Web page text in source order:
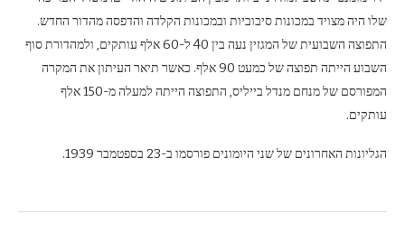
שלו היה מצויד במכונות סיבוביות ובמכונות הקלדה והדפסה מהדור החדש.
התפוצה השבועית של המגזין נעה בין 40 ל-60 אלף עותקים, ולמהדורת סוף
השבוע הייתה תפוצה של כמעט 90 אלף. כאשר תיאר העיתון את המקרה
המפורסם של מנחם מנדל בייליס, התפוצה הייתה למעלה מ-150 אלף
עותקים.
הגליונות האחרונים של שני היומונים פורסמו ב-23 בספטמבר 1939.